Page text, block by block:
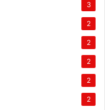
3
2
2
2
2
2